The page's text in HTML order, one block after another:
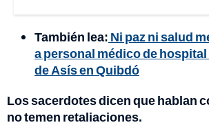
También lea: Ni paz ni salud
a personal médico de
de Asís en Quibdó
Los sacerdotes dicen que hablan
no temen retaliaciones.